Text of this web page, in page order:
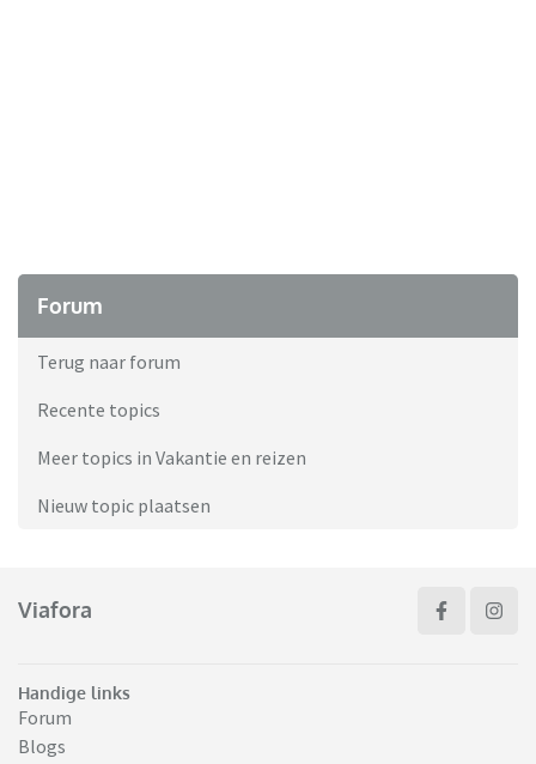
Forum
Terug naar forum
Recente topics
Meer topics in Vakantie en reizen
Nieuw topic plaatsen
Viafora
Handige links
Forum
Blogs